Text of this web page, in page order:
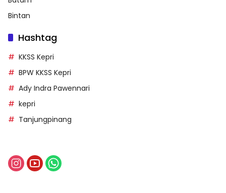
Bintan
Hashtag
KKSS Kepri
BPW KKSS Kepri
Ady Indra Pawennari
kepri
Tanjungpinang